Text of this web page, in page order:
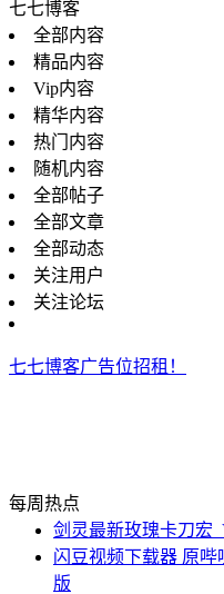
七七博客
全部内容
精品内容
Vip内容
精华内容
热门内容
随机内容
全部帖子
全部文章
全部动态
关注用户
关注论坛
七七博客广告位招租！
每周热点
剑灵最新玫瑰卡刀宏
闪豆视频下载器 原哔
版